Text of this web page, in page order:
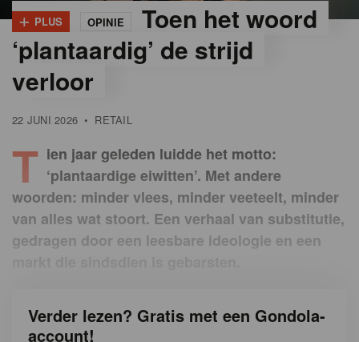
+ PLUS OPINIE
Toen het woord
‘plantaardig’ de strijd
verloor
22 JUNI 2026 • RETAIL
Sandrine
Doppler
T ien jaar geleden luidde het motto:
‘plantaardige eiwitten’. Met andere
woorden: minder vlees, minder veeteelt, minder
van alles wat stoort. Een verhaal van substitutie,
gedragen door een leesbare ideologie en een
Verder lezen? Gratis met een Gondola-
account!